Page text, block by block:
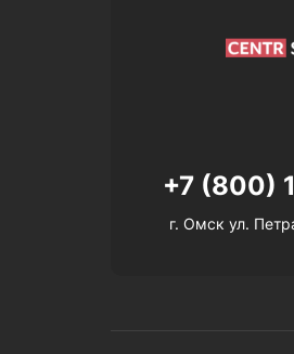
+7 (800)
г. Омск ул.